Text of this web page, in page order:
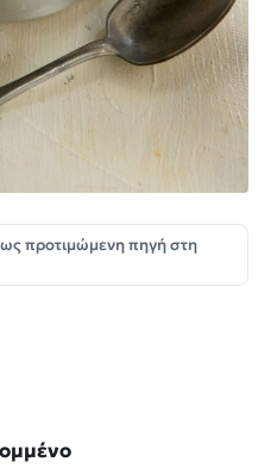
προτιμώμενη πηγή στη